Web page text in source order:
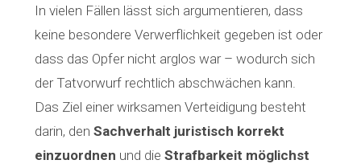
In vielen Fällen lässt sich argumentieren, dass
keine besondere Verwerflichkeit gegeben ist oder
dass das Opfer nicht arglos war – wodurch sich
der Tatvorwurf rechtlich abschwächen kann.
Das Ziel einer wirksamen Verteidigung besteht
darin, den Sachverhalt juristisch korrekt
einzuordnen und die Strafbarkeit möglichst